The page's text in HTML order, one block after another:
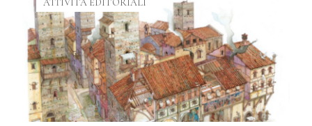
ATTIVITÀ EDITORIALI